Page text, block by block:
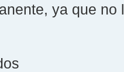
ya que no